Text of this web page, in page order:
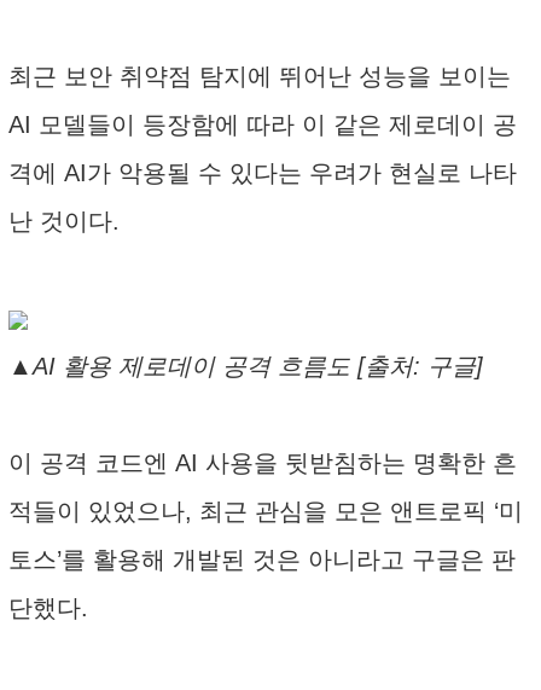
최근 보안 취약점 탐지에 뛰어난 성능을 보이는
AI 모델들이 등장함에 따라 이 같은 제로데이 공
격에 AI가 악용될 수 있다는 우려가 현실로 나타
난 것이다.
▲AI 활용 제로데이 공격 흐름도 [출처: 구글]
이 공격 코드엔 AI 사용을 뒷받침하는 명확한 흔
적들이 있었으나, 최근 관심을 모은 앤트로픽 ‘미
토스’를 활용해 개발된 것은 아니라고 구글은 판
단했다.